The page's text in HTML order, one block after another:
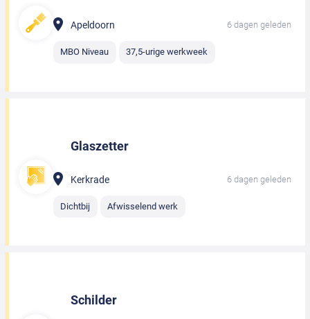
Apeldoorn 6 dagen geleden
MBO Niveau 37,5-urige werkweek
Glaszetter
Kerkrade 6 dagen geleden
Dichtbij Afwisselend werk
Schilder